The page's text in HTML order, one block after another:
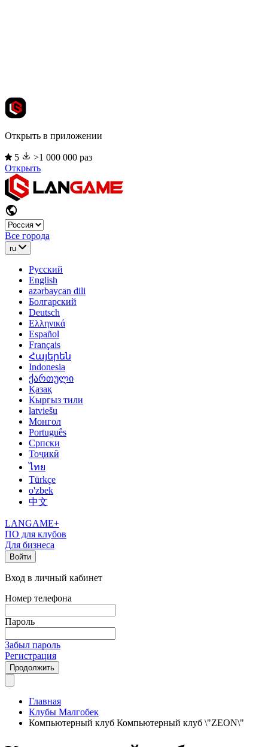
Открыть в приложении
5
>1 000 000 раз
Открыть
Все города
ru
Русский
English
azərbaycan dili
Болгарский
Deutsch
Ελληνικά
Español
Français
Հայերեն
Indonesia
ქართული
Қазақ
Кыргыз тили
latviešu
Монгол
Português
Српски
Тоҷикӣ
ไทย
Türkçe
o'zbek
中文
LANGAME+
ПО для клубов
Для бизнеса
Войти
Вход в личный кабинет
Номер телефона
Пароль
Забыл пароль
Регистрация
Продолжить
Главная
Клубы Малгобек
Компьютерный клуб Компьютерный клуб \"ZEON\"